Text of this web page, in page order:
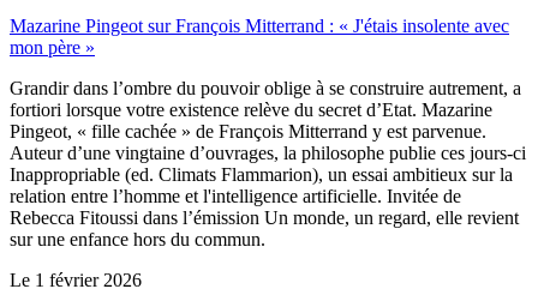
Mazarine Pingeot sur François Mitterrand : « J'étais insolente avec
mon père »
Grandir dans l’ombre du pouvoir oblige à se construire autrement, a
fortiori lorsque votre existence relève du secret d’Etat. Mazarine
Pingeot, « fille cachée » de François Mitterrand y est parvenue.
Auteur d’une vingtaine d’ouvrages, la philosophe publie ces jours-ci
Inappropriable (ed. Climats Flammarion), un essai ambitieux sur la
relation entre l’homme et l'intelligence artificielle. Invitée de
Rebecca Fitoussi dans l’émission Un monde, un regard, elle revient
sur une enfance hors du commun.
Le 1 février 2026